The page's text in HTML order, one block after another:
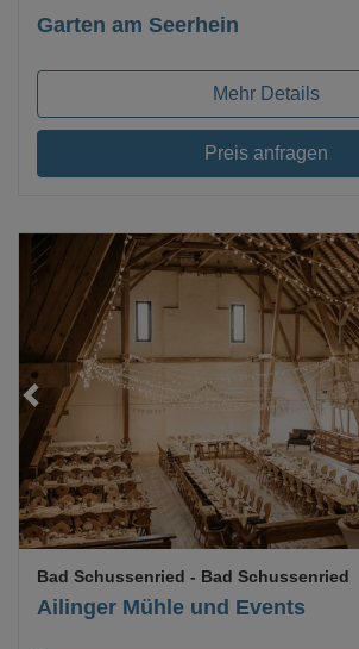
Garten am Seerhein
Mehr Details
Preis anfragen
Loading...
Ailinger Mühle und Events
Bad Schussenried - Bad Schussenried